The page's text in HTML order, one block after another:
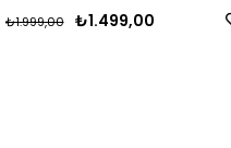
₺1.499,00